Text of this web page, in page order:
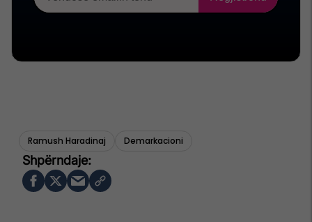
Ramush Haradinaj Demarkacioni